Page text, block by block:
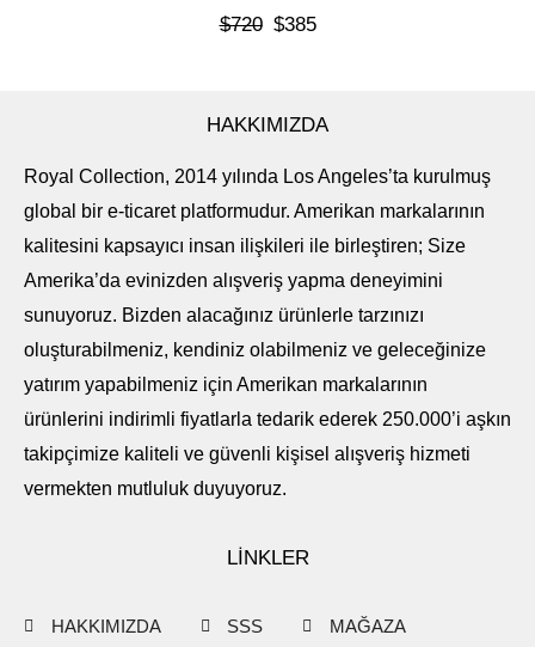
BEYAZ
$720 $385
HAKKIMIZDA
Royal Collection, 2014 yılında Los Angeles’ta kurulmuş
global bir e-ticaret platformudur. Amerikan markalarının
kalitesini kapsayıcı insan ilişkileri ile birleştiren; Size
Amerika’da evinizden alışveriş yapma deneyimini
sunuyoruz. Bizden alacağınız ürünlerle tarzınızı
oluşturabilmeniz, kendiniz olabilmeniz ve geleceğinize
yatırım yapabilmeniz için Amerikan markalarının
ürünlerini indirimli fiyatlarla tedarik ederek 250.000’i aşkın
takipçimize kaliteli ve güvenli kişisel alışveriş hizmeti
vermekten mutluluk duyuyoruz.
LİNKLER
HAKKIMIZDA SSS
MAĞAZA